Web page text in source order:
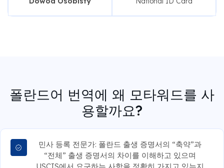
폴란드어 번역에 왜 모타워드를 사
용할까요?
민사 등록 전문가: 폴란드 출생 증명서의 “축약”과
“전체” 출생 증명서의 차이를 이해하고 있으며